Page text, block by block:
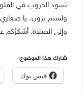
تسود الحروب في
ولستم ترَون، يا
وإلى الصلاة. أشكرُكم
شارك هذا الموضوع:
فيس بوك